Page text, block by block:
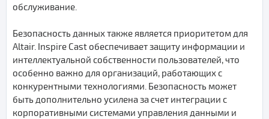
обслуживание.
Безопасность данных также является приоритетом для
Altair. Inspire Cast обеспечивает защиту информации и
интеллектуальной собственности пользователей, что
особенно важно для организаций, работающих с
конкурентными технологиями. Безопасность может
быть дополнительно усилена за счет интеграции с
корпоративными системами управления данными и